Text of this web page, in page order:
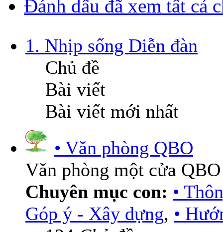
Đánh dấu đã xem tất cả
1. Nhịp sống Diễn đàn
Chủ đề
Bài viết
Bài viết mới nhất
• Văn phòng QBO
Văn phòng một cửa QBO
Chuyên mục con: •
Góp ý - Xây dựng, •